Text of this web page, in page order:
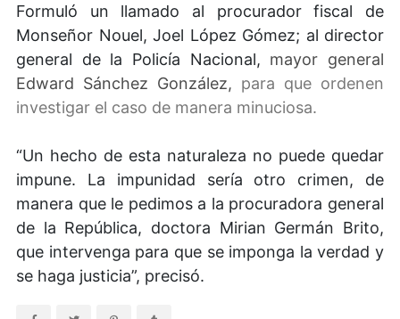
Formuló un llamado al procurador fiscal de
Monseñor Nouel, Joel López Gómez; al director
general de la Policía Nacional, mayor general
Edward Sánchez González, para que ordenen
investigar el caso de manera minuciosa.
“Un hecho de esta naturaleza no puede quedar
impune. La impunidad sería otro crimen, de
manera que le pedimos a la procuradora general
de la República, doctora Mirian Germán Brito,
que intervenga para que se imponga la verdad y
se haga justicia”, precisó.